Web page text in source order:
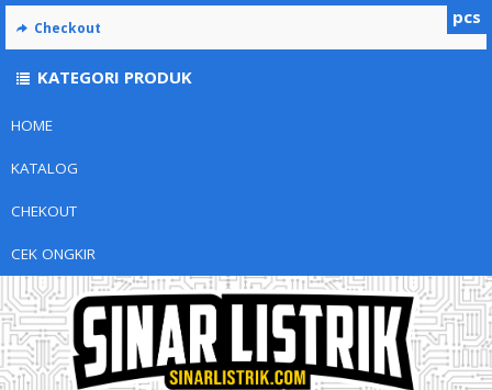
HOME
KATALOG
CHEKOUT
CEK ONGKIR
pcs
Checkout
KATEGORI PRODUK